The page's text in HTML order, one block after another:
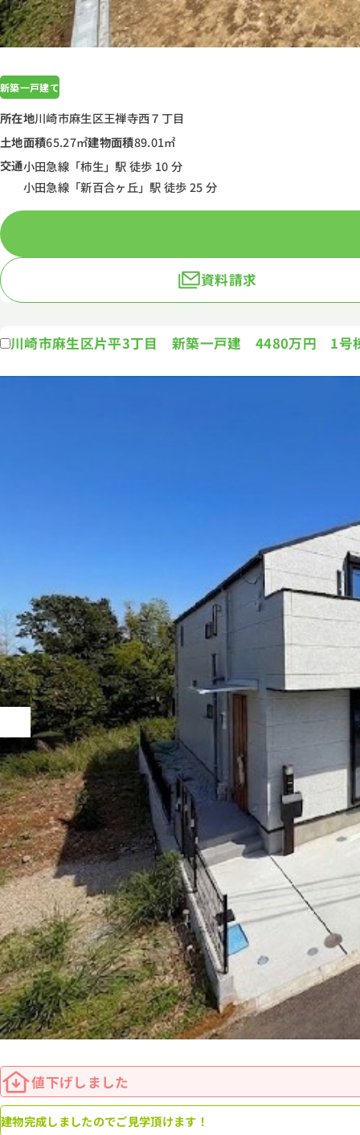
新築一戸建て
所在地川崎市麻生区王禅寺西７丁目
土地面積65.27㎡建物面積89.01㎡
交通小田急線「柿生」駅 徒歩 10 分
小田急線「新百合ヶ丘」駅 徒歩 25 分
資料請求
川崎市麻生区片平3丁目 新築一戸建 4480万円 1号
値下げしました
建物完成しましたのでご見学頂けます！